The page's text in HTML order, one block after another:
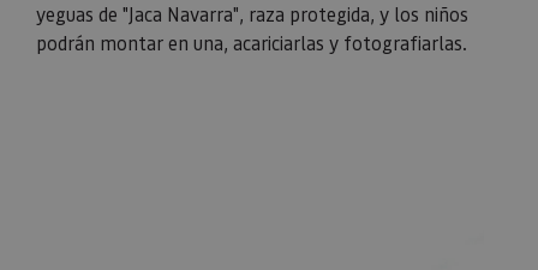
yeguas de "Jaca Navarra", raza protegida, y los niños
podrán montar en una, acariciarlas y fotografiarlas.